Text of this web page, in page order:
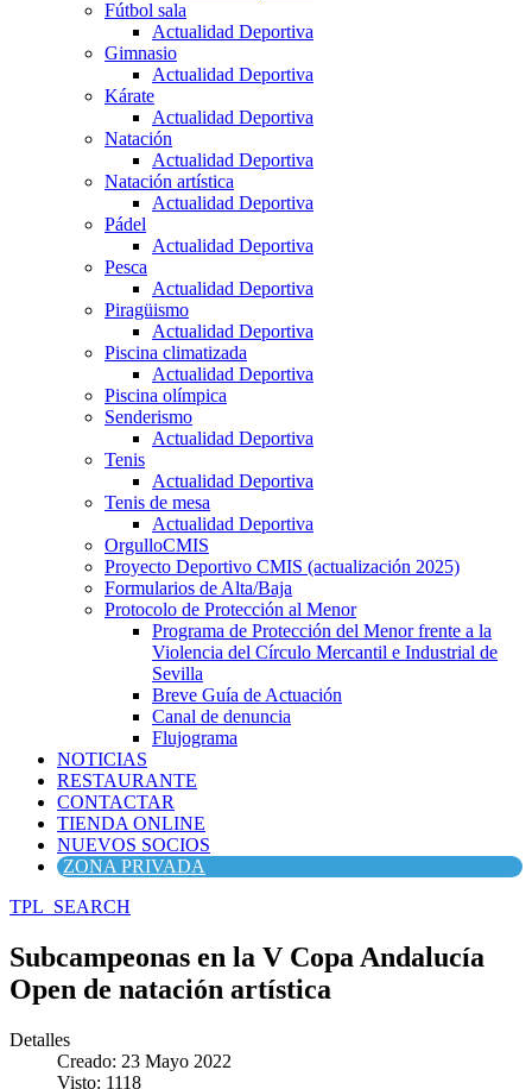
Fútbol sala
Actualidad Deportiva
Gimnasio
Actualidad Deportiva
Kárate
Actualidad Deportiva
Natación
Actualidad Deportiva
Natación artística
Actualidad Deportiva
Pádel
Actualidad Deportiva
Pesca
Actualidad Deportiva
Piragüismo
Actualidad Deportiva
Piscina climatizada
Actualidad Deportiva
Piscina olímpica
Senderismo
Actualidad Deportiva
Tenis
Actualidad Deportiva
Tenis de mesa
Actualidad Deportiva
OrgulloCMIS
Proyecto Deportivo CMIS (actualización 2025)
Formularios de Alta/Baja
Protocolo de Protección al Menor
Programa de Protección del Menor frente a la
Violencia del Círculo Mercantil e Industrial de
Sevilla
Breve Guía de Actuación
Canal de denuncia
Flujograma
NOTICIAS
RESTAURANTE
CONTACTAR
TIENDA ONLINE
NUEVOS SOCIOS
ZONA PRIVADA
TPL_SEARCH
Subcampeonas en la V Copa Andalucía
Open de natación artística
Detalles
Creado: 23 Mayo 2022
Visto: 1118